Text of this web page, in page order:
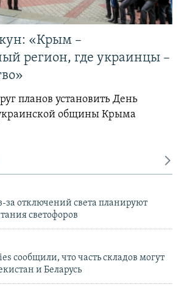
«Крым –
регион, где украинцы –
планов установить День
общины Крыма
за отключений света планируют
светофоров
сообщили, что часть складов могут
и Беларусь